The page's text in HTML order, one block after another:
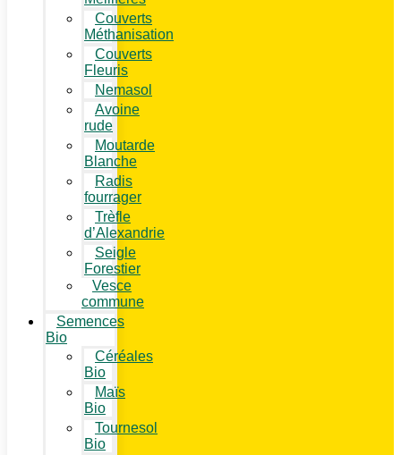
Couverts
Méthanisation
Couverts
Fleuris
Nemasol
Avoine
rude
Moutarde
Blanche
Radis
fourrager
Trèfle
d’Alexandrie
Seigle
Forestier
Vesce
commune
Semences
Bio
Céréales
Bio
Maïs
Bio
Tournesol
Bio